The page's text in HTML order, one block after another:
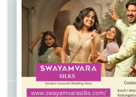
തോന്നയ്ക്കല്‍ ഗവ:
ഹയര്‍സെക്കന്‍ഡറി
എസ്.പി.സി ക്രിസ്മസ്
ക്യാമ്പ്
Admin YS January 1, 2023 2:59 pm